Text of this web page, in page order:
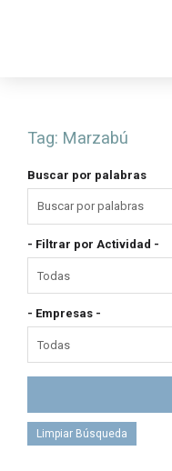
Tag: Marzabú
Buscar por palabras
- Filtrar por Actividad -
- Empresas -